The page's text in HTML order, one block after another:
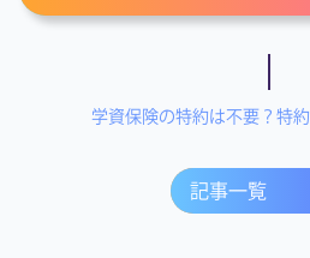
学資保険の特約は不要？特
記事一覧